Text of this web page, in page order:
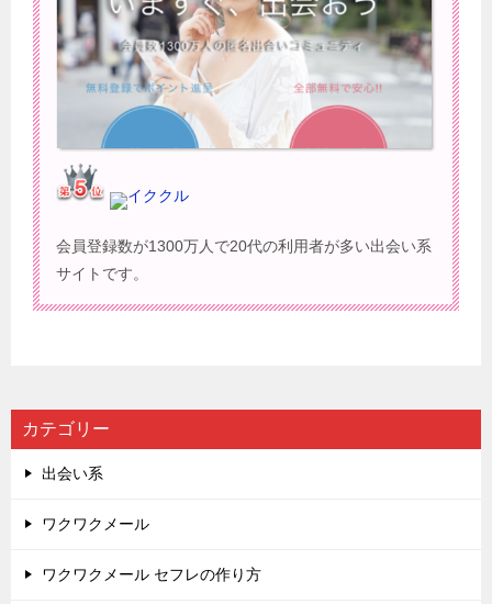
イククル
会員登録数が1300万人で20代の利用者が多い出会い系
サイトです。
カテゴリー
出会い系
ワクワクメール
ワクワクメール セフレの作り方